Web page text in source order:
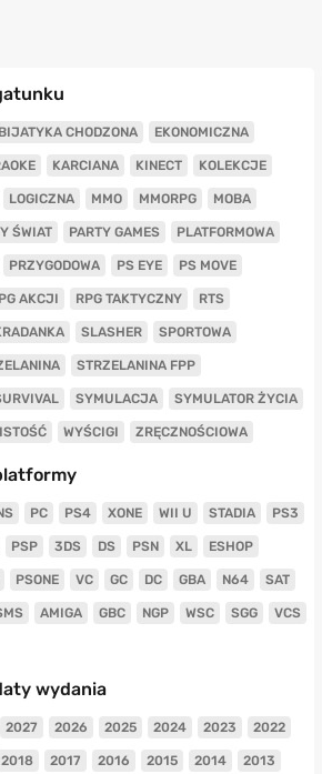
BIJATYKA CHODZONA EKONOMICZNA
KARCIANA KINECT KOLEKCJE
LOGICZNA MMO MMORPG MOBA
ŚWIAT PARTY GAMES PLATFORMOWA
PRZYGODOWA PS EYE PS MOVE
AKCJI RPG TAKTYCZNY RTS
SLASHER SPORTOWA
STRZELANINA FPP
SYMULACJA SYMULATOR ŻYCIA
WYŚCIGI ZRĘCZNOŚCIOWA
PC PS4 XONE WII U STADIA PS3
PSP 3DS DS PSN XL ESHOP
PSONE VC GC DC GBA N64 SAT
AMIGA GBC NGP WSC SGG VCS
wydania
2027 2026 2025 2024 2023 2022
2018 2017 2016 2015 2014 2013